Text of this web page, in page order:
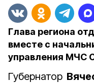
Глава региона
вместе с
управления МЧС
Губернатор